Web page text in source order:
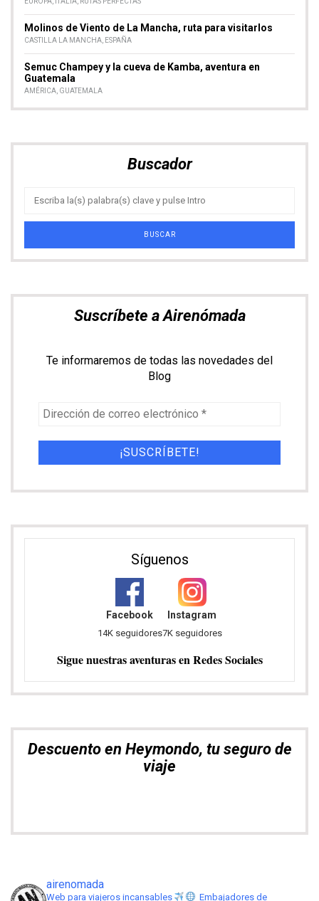
Síguenos
Facebook Instagram
Sigue nuestras aventuras en Redes Sociales
Descuento en Heymondo, tu seguro de
airenomada
Web para viajeros incansables
@paralelo20 @radio_marca
[ÚLTIMO ARTÍCULO]
POR LIBRE EN COREA DEL SUR